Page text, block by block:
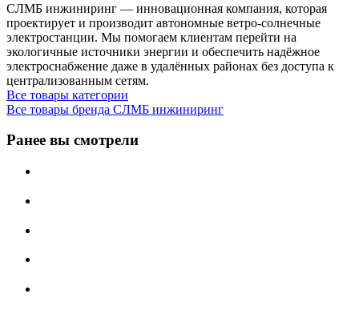
СЛМБ инжиниринг — инновационная компания, которая
проектирует и производит автономные ветро‑солнечные
электростанции. Мы помогаем клиентам перейти на
экологичные источники энергии и обеспечить надёжное
электроснабжение даже в удалённых районах без доступа к
централизованным сетям.
Все товары категории
Все товары бренда СЛМБ инжиниринг
Ранее вы смотрели